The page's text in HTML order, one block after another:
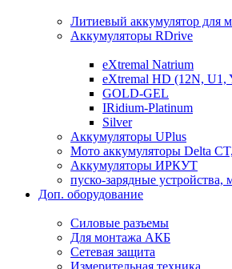
Литиевый аккумулятор для
Аккумуляторы RDrive
eXtremal Natrium
eXtremal HD (12N, U1,
GOLD-GEL
IRidium-Platinum
Silver
Аккумуляторы UPlus
Мото аккумуляторы Delta
Аккумуляторы ИРКУТ
пуско-зарядные устройства,
Доп. оборудование
Силовые разъемы
Для монтажа АКБ
Сетевая защита
Измерительная техника